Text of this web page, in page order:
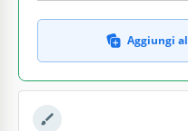
Aggiungi